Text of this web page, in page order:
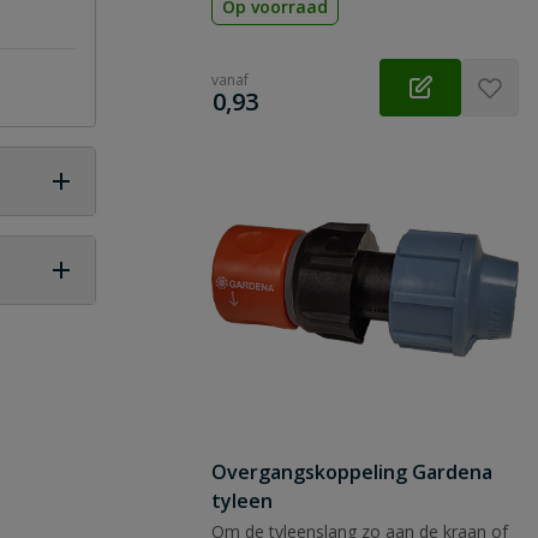
Op voorraad
vanaf
€
0,93
Overgangskoppeling Gardena
tyleen
Om de tyleenslang zo aan de kraan of